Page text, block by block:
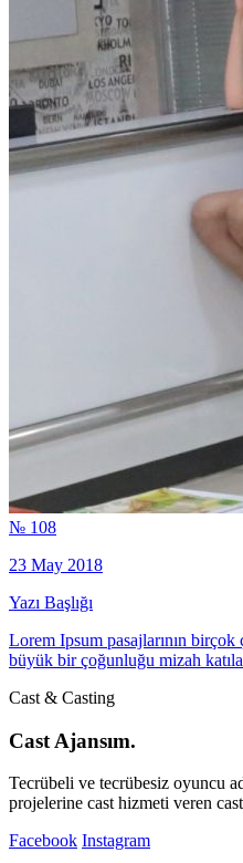
№ 108
23 May 2018
Yazı Başlığı
Lorem Ipsum pasajlarının birçok
büyük bir çoğunluğu mizah
Cast & Casting
Cast Ajansım.
Tecrübeli ve tecrübesiz oyuncu
projelerine cast hizmeti veren
Facebook Instagram